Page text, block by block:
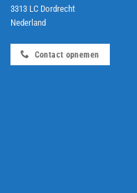
3313 LC Dordrecht
Nederland
Contact opnemen